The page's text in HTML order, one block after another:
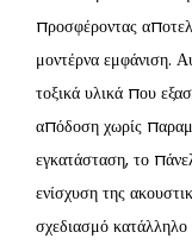
προσφέροντας
μοντέρνα εμφάνιση.
τοξικά υλικά που
απόδοση χωρίς
εγκατάσταση, το
ενίσχυση της
σχεδιασμό κατάλληλο